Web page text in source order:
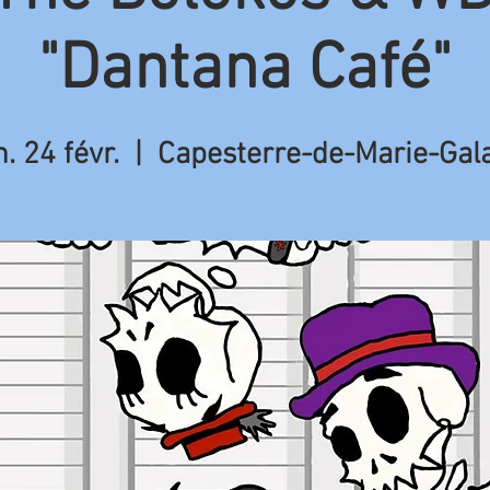
"Dantana Café"
24 févr. Capesterre-de-Marie-